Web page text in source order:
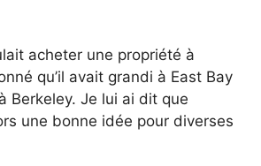
acheter une propriété à
qu’il avait grandi à East Bay
Berkeley. Je lui ai dit que
une bonne idée pour diverses